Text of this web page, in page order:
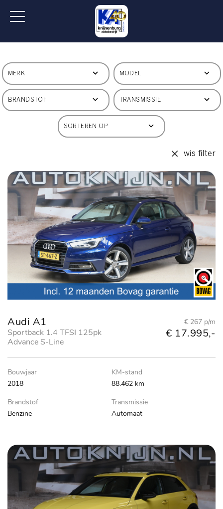
wis filter
Audi A1
Sportback 1.4 TFSI 125pk
Advance S-Line
€ 267 p/m
€ 17.995,-
Bouwjaar
2018
KM-stand
88.462 km
Brandstof
Benzine
Transmissie
Automaat